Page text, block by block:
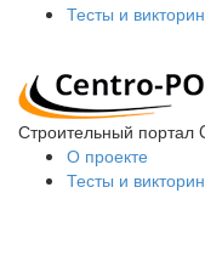
Тесты и
Строительный портал
О проекте
Тесты и